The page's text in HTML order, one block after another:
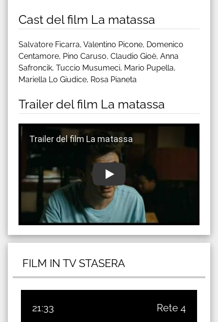
Cast del film La matassa
Salvatore Ficarra, Valentino Picone, Domenico
Centamore, Pino Caruso, Claudio Gioè, Anna
Safroncik, Tuccio Musumeci, Mario Pupella,
Mariella Lo Giudice, Rosa Pianeta
Trailer del film La matassa
Guarda trailer del film La matassa
FILM IN TV STASERA
21:33 Rete 4